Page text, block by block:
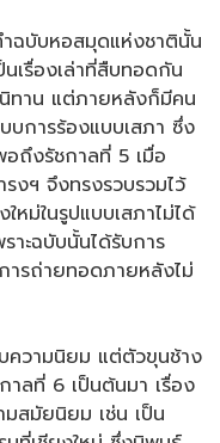
ฉบับหอสมุดแห่งชาตินั้น
นเรื่องเล่าที่สืบทอดกัน
ทาน แต่ภายหลังก็มีคน
บการร้องแบบเสภา ซึ่ง
ถึงรัชกาลที่ 5 เมื่อ
งฯ จึงทรงรวบรวมไว้
ม่ในรูปแบบเสภาไม่ได้
ะฉบับนั้นได้รับการ
รถ่ายทอดภายหลังไม่
บความนิยม แต่ตัวขุนช้าง
ลที่ 6 เป็นต้นมา เรื่อง
สมัยนิยม เช่น เป็น